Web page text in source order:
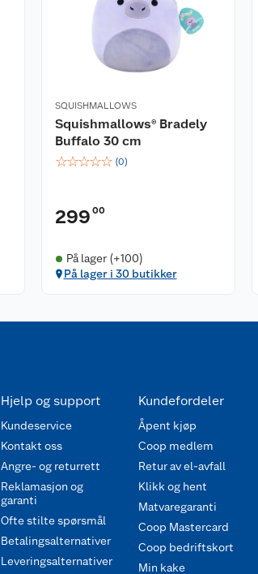
SQUISHMALLOWS
Squishmallows® Bradely
Buffalo 30 cm
☆☆☆☆☆ (0)
299 00
På lager (+100)
På lager i 30 butikker
Hjelp og support
Kundeservice
Kontakt oss
Angre- og returrett
Reklamasjon og
garanti
Ofte stilte spørsmål
Betalingsalternativer
Leveringsalternativer
Kundefordeler
Åpent kjøp
Coop medlem
Retur av el-avfall
Klikk og hent
Matvaregaranti
Coop Mastercard
Coop bedriftskort
Min kake